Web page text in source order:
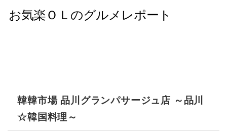
韓韓市場 品川グランパサージュ店 ～品川
☆韓国料理～